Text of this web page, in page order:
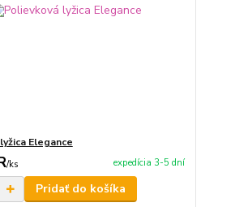
Elegance
/ks expedícia 3-5 dní
Pridať do košíka